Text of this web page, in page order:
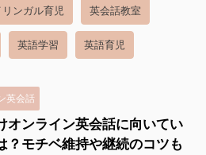
リンガル育児 英会話教室
英語学習 英語育児
英会話
オンライン英会話に向いてい
？モチベ維持や継続のコツも